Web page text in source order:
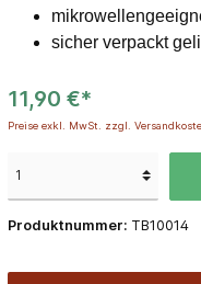
sicher verpackt
11,90 €*
Preise exkl. MwSt. zzgl.
Produktnummer: TB10014